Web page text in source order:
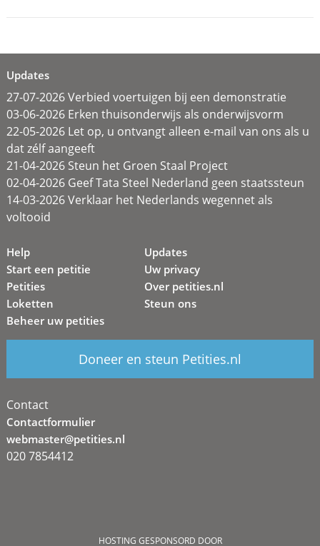
Updates
27-07-2026 Verbied voertuigen bij een demonstratie
03-06-2026 Erken thuisonderwijs als onderwijsvorm
22-05-2026 Let op, u ontvangt alleen e-mail van ons als u
dat zélf aangeeft
21-04-2026 Steun het Groen Staal Project
02-04-2026 Geef Tata Steel Nederland geen staatssteun
14-03-2026 Verklaar het Nederlands wegennet als
voltooid
Help
Start een petitie
Petities
Loketten
Beheer uw petities
Updates
Uw privacy
Over petities.nl
Steun ons
Doneer en steun Petities.nl
Contact
Contactformulier
webmaster@petities.nl
020 7854412
HOSTING GESPONSORD DOOR